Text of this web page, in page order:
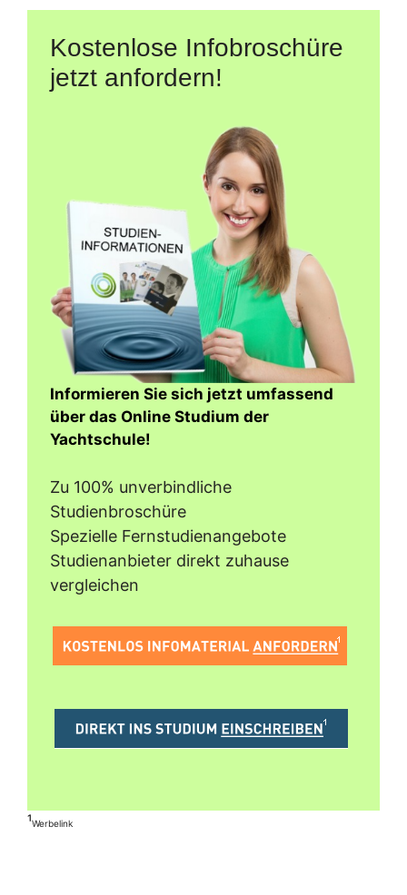
Kostenlose Infobroschüre
jetzt anfordern!
Informieren Sie sich jetzt umfassend
über das Online Studium der
Yachtschule!
Zu 100% unverbindliche
Studienbroschüre
Spezielle Fernstudienangebote
Studienanbieter direkt zuhause
vergleichen
¹Werbelink